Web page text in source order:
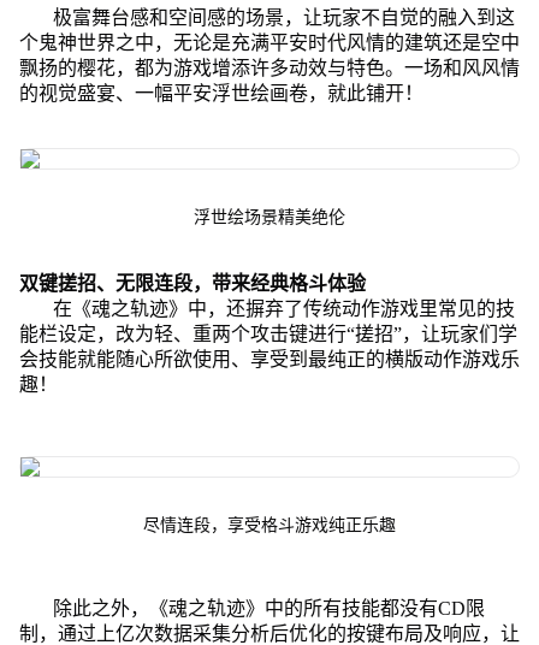
极富舞台感和空间感的场景，让玩家不自觉的融入到这
个鬼神世界之中，无论是充满平安时代风情的建筑还是空中
飘扬的樱花，都为游戏增添许多动效与特色。一场和风风情
的视觉盛宴、一幅平安浮世绘画卷，就此铺开！
浮世绘场景精美绝伦
双键搓招、无限连段，带来经典格斗体验
在《魂之轨迹》中，还摒弃了传统动作游戏里常见的技
能栏设定，改为轻、重两个攻击键进行“搓招”，让玩家们学
会技能就能随心所欲使用、享受到最纯正的横版动作游戏乐
趣！
尽情连段，享受格斗游戏纯正乐趣
除此之外，《魂之轨迹》中的所有技能都没有CD限
制，通过上亿次数据采集分析后优化的按键布局及响应，让